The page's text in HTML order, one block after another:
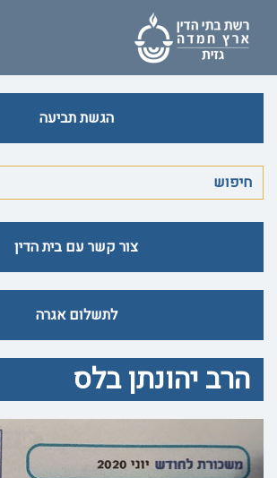
הגשת תביעה
צור קשר עם בית הדין
לתשלום אגרה
הרב יהונתן בלס